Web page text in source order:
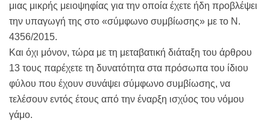
μιας μικρής μειοψηφίας για την οποία έχετε ήδη προβλέψει
την υπαγωγή της στο «σύμφωνο συμβίωσης» με το Ν.
4356/2015.
Και όχι μόνον, τώρα με τη μεταβατική διάταξη του άρθρου
13 τους παρέχετε τη δυνατότητα στα πρόσωπα του ίδιου
φύλου που έχουν συνάψει σύμφωνο συμβίωσης, να
τελέσουν εντός έτους από την έναρξη ισχύος του νόμου
γάμο.